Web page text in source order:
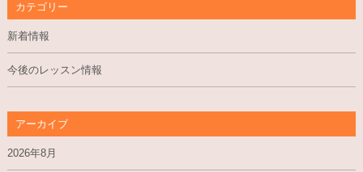
カテゴリー
新着情報
今後のレッスン情報
アーカイブ
2026年8月